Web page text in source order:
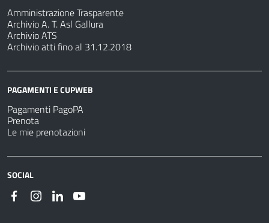
Amministrazione Trasparente
Archivio A. T. Asl Gallura
Archivio ATS
Archivio atti fino al 31.12.2018
PAGAMENTI E CUPWEB
Pagamenti PagoPA
Prenota
Le mie prenotazioni
SOCIAL